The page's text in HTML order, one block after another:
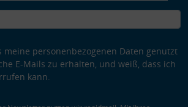
meine personenbezogenen Daten genutzt
E-Mails zu erhalten, und weiß, dass ich
kann.